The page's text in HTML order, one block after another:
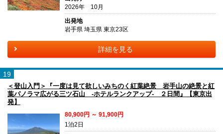
2026年 10月
出発地
岩手県 埼玉県 東京23区
詳細を見る
19
＜登山入門＞『一度は見て欲しいみちのく紅葉絶景 岩手山の絶景と紅
葉パノラマ広がる三ツ石山 -ホテルランクアップ- ２日間』【東京出
発】
80,900円 ～ 91,900円
1泊2日